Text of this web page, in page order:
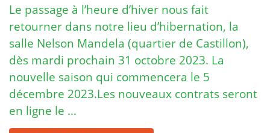
Le passage à l’heure d’hiver nous fait
retourner dans notre lieu d’hibernation, la
salle Nelson Mandela (quartier de Castillon),
dès mardi prochain 31 octobre 2023. La
nouvelle saison qui commencera le 5
décembre 2023.Les nouveaux contrats seront
en ligne le …